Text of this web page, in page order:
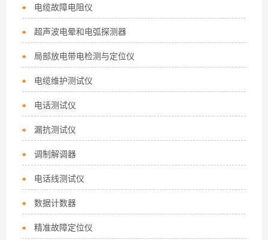
电缆故障电阻仪
超声波电晕和电弧探测器
局部放电带电检测与定位仪
电缆维护测试仪
电话测试仪
漏抗测试仪
调制解调器
电话线测试仪
数据计数器
精准故障定位仪